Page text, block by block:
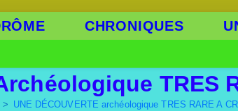
CHRONIQUES
TRES
> UNE DÉCOUVERTE archéologique TRES RARE A